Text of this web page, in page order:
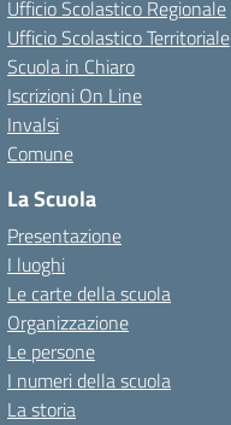
Ufficio Scolastico Regionale
Ufficio Scolastico Territoriale
Scuola in Chiaro
Iscrizioni On Line
Invalsi
Comune
La Scuola
Presentazione
I luoghi
Le carte della scuola
Organizzazione
Le persone
I numeri della scuola
La storia